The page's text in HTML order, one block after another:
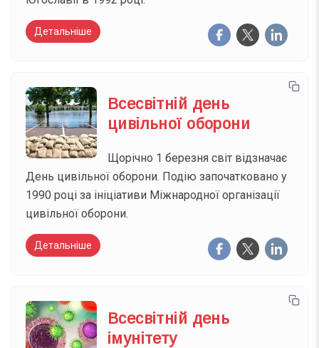
Детальніше
Всесвітній день
цивільної оборони
Щорічно 1 березня світ відзначає
День цивільної оборони. Подію започатковано у
1990 році за ініціативи Міжнародної організації
цивільної оборони.
Детальніше
Всесвітній день
імунітету